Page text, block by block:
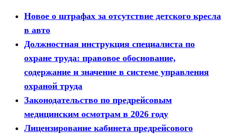
Новое о штрафах за отсутствие детского кресла
в авто
Должностная инструкция специалиста по
охране труда: правовое обоснование,
содержание и значение в системе управления
охраной труда
Законодательство по предрейсовым
медицинским осмотрам в 2026 году
Лицензирование кабинета предрейсового